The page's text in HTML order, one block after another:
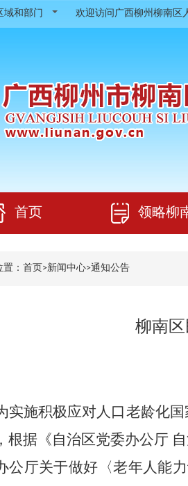
域和部门 欢迎访问广西柳州柳南区
首页 领略柳
： 首页>新闻中心>通知公告
柳南
实施积极应对人口老龄化
根据《自治区党委办公厅
公厅关于做好〈老年人能